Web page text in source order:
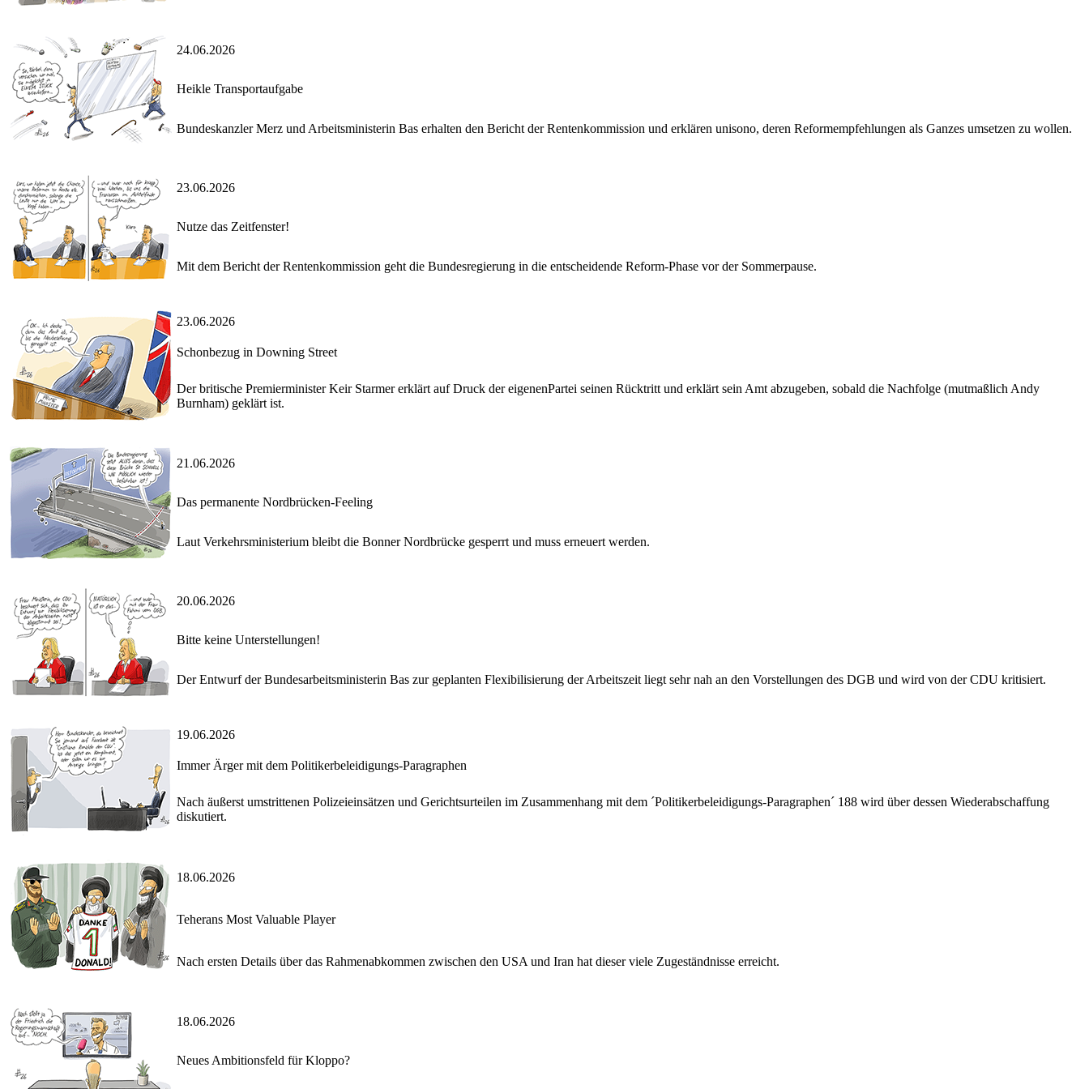
24.06.2026
Heikle Transportaufgabe
Bundeskanzler Merz und Arbeitsministerin Bas erhalten den Bericht der Rentenkommission und erklären unisono, deren Reformempfehlungen als Ganzes umsetzen zu wollen.
23.06.2026
Nutze das Zeitfenster!
Mit dem Bericht der Rentenkommission geht die Bundesregierung in die entscheidende Reform-Phase vor der Sommerpause.
23.06.2026
Schonbezug in Downing Street
Der britische Premierminister Keir Starmer erklärt auf Druck der eigenenPartei seinen Rücktritt und erklärt sein Amt abzugeben, sobald die Nachfolge (mutmaßlich Andy
Burnham) geklärt ist.
21.06.2026
Das permanente Nordbrücken-Feeling
Laut Verkehrsministerium bleibt die Bonner Nordbrücke gesperrt und muss erneuert werden.
20.06.2026
Bitte keine Unterstellungen!
Der Entwurf der Bundesarbeitsministerin Bas zur geplanten Flexibilisierung der Arbeitszeit liegt sehr nah an den Vorstellungen des DGB und wird von der CDU kritisiert.
19.06.2026
Immer Ärger mit dem Politikerbeleidigungs-Paragraphen
Nach äußerst umstrittenen Polizeieinsätzen und Gerichtsurteilen im Zusammenhang mit dem ´Politikerbeleidigungs-Paragraphen´ 188 wird über dessen Wiederabschaffung
diskutiert.
18.06.2026
Teherans Most Valuable Player
Nach ersten Details über das Rahmenabkommen zwischen den USA und Iran hat dieser viele Zugeständnisse erreicht.
18.06.2026
Neues Ambitionsfeld für Kloppo?